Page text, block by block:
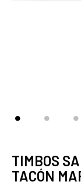
TIMBOS
TACÓN